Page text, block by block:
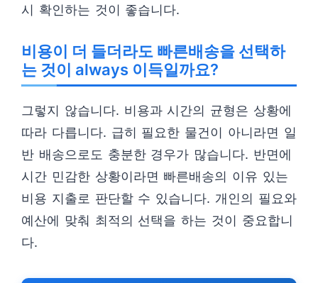
시 확인하는 것이 좋습니다.
비용이 더 들더라도 빠른배송을 선택하
는 것이 always 이득일까요?
그렇지 않습니다. 비용과 시간의 균형은 상황에
따라 다릅니다. 급히 필요한 물건이 아니라면 일
반 배송으로도 충분한 경우가 많습니다. 반면에
시간 민감한 상황이라면 빠른배송의 이유 있는
비용 지출로 판단할 수 있습니다. 개인의 필요와
예산에 맞춰 최적의 선택을 하는 것이 중요합니
다.